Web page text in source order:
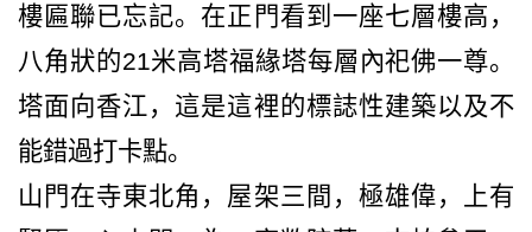
樓匾聯已忘記。在正門看到一座七層樓高，
八角狀的21米高塔福緣塔每層內祀佛一尊。
塔面向香江，這是這裡的標誌性建築以及不
能錯過打卡點。
山門在寺東北角，屋架三間，極雄偉，上有